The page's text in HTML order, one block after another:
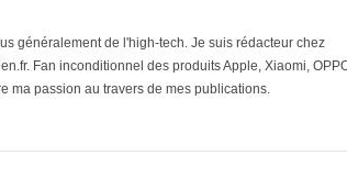
généralement de l'high-tech. Je suis rédacteur chez
Fan inconditionnel des produits Apple, Xiaomi,
ma passion au travers de mes publications.